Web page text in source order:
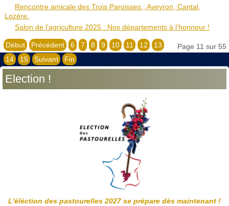
Rencontre amicale des Trois Paroisses ; Aveyron, Cantal,
Lozère.
Salon de l’agriculture 2025 : Nos départements à l’honneur !
Page 11 sur 55
Début Précédent 6 7 8 9 10 11 12
13
14
15 Suivant Fin
Election !
L'éléction des pastourelles 2027 se prépare dès maintenant !